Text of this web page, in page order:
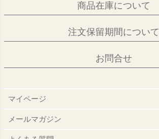
商品在庫について
注文保留期間について
お問合せ
マイページ
メールマガジン